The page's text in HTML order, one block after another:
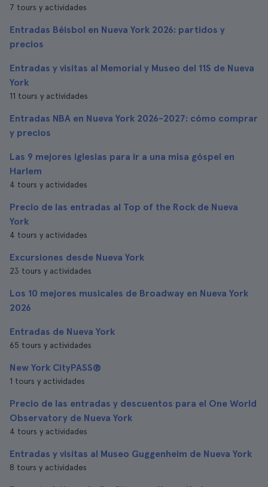
7 tours y actividades
Entradas Béisbol en Nueva York 2026: partidos y
precios
Entradas y visitas al Memorial y Museo del 11S de Nueva
York
11 tours y actividades
Entradas NBA en Nueva York 2026-2027: cómo comprar
y precios
Las 9 mejores iglesias para ir a una misa góspel en
Harlem
4 tours y actividades
Precio de las entradas al Top of the Rock de Nueva
York
4 tours y actividades
Excursiones desde Nueva York
23 tours y actividades
Los 10 mejores musicales de Broadway en Nueva York
2026
Entradas de Nueva York
65 tours y actividades
New York CityPASS®
1 tours y actividades
Precio de las entradas y descuentos para el One World
Observatory de Nueva York
4 tours y actividades
Entradas y visitas al Museo Guggenheim de Nueva York
8 tours y actividades